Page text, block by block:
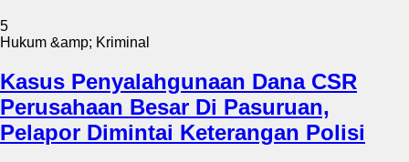
5
Hukum &amp; Kriminal
Kasus Penyalahgunaan Dana CSR
Perusahaan Besar Di Pasuruan,
Pelapor Dimintai Keterangan Polisi